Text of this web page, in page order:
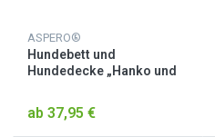
ASPERO®
Hundebett und
Hundedecke „Hanko und
ab 37,95 €